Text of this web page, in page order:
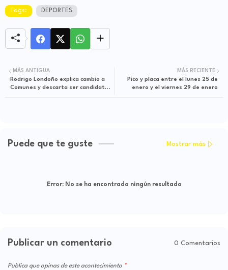
Tags: DEPORTES
MÁS RECIENTE
Pico y placa entre el lunes 25 de
enero y el viernes 29 de enero
MÁS ANTIGUA
Rodrigo Londoño explica cambio a
Comunes y descarta ser candidato
Puede que te guste Mostrar más
Error:No se ha encontrado ningún resultado
Publicar un comentario 0 Comentarios
Publica que opinas de este acontecimiento